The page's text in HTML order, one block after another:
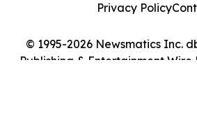
© 1995-2026 Newsmatics Inc.
Publishing & Entertainment Wire
Privacy Policy